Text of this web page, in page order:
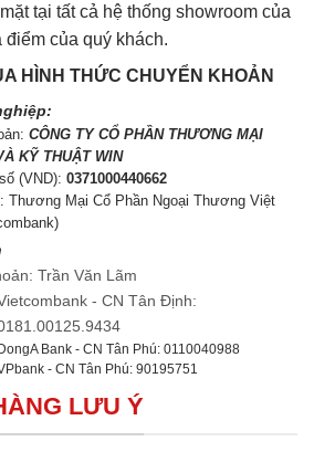
tại tất cả hệ thống showroom của
của quý khách.
HÌNH THỨC CHUYỂN KHOẢN
CÔNG TY CỔ PHẦN THƯƠNG MẠI
KỸ THUẬT WIN
(VND):0371000440662
Thương Mại Cổ Phần Ngoại Thương Việt
Trần Văn Lãm
- CN Tân Định:
Bank - CN Tân Phú: 0110040988
- CN Tân Phú: 90195751
LƯU Ý